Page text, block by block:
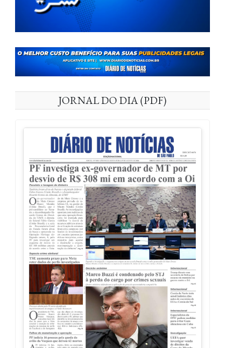
JORNAL DO DIA (PDF)